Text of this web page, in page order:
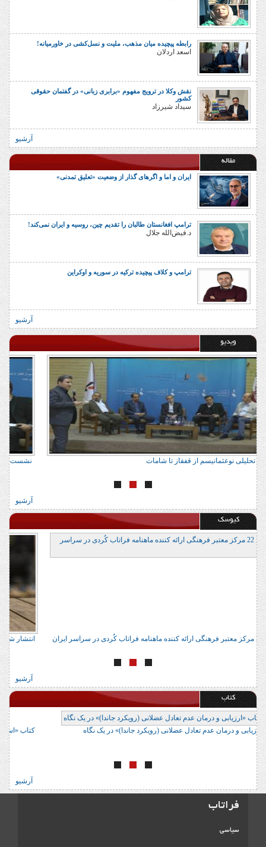
رابطه پیچیده میان مذهب، ملیت و نسل‌کشی در خاورمیانه!
اسعد اردلان
نقش وکلا در ترویج مفهوم «برابری زبانی» در گفتمان حقوقی
کشور
سیداد شیرزاد
آرشیو
مقاله
ایران و اما و اگرهای گذار از وضعیت «تعلیق تمدنی»
ترامپ افغانستان طالبان را تقدیم چین، روسیه و ایران نمی‌کند!
د.فیض‌الله جلال
ترامپ و کلاف پیچیده ترکیه در سوریه و اوکراین
آرشیو
ویدیو
نشست تحلیلی نوعثمانیسم از قفقاز تا شامات
آرشیو
کیوسک
آدرس 22 مرکز معتبر فرهنگی ارائه کننده ماهنامه فراتاب کُردی در سراسر ایران
آرشیو
کتاب
کتاب «ارزیابی و درمان عدم تعادل عضلانی (رویکرد جاندا)» در یک نگاه
آرشیو
فراتاب
سیاسی